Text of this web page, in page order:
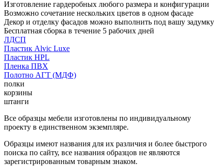
Изготовление гардеробных любого размера и конфигурации
Возможно сочетание нескольких цветов в одном фасаде
Декор и отделку фасадов можно выполнить под вашу задумку
Бесплатная сборка в течение 5 рабочих дней
ЛДСП
Пластик Alvic Luxe
Пластик HPL
Пленка ПВХ
Полотно АГТ (МДФ)
полки
корзины
штанги
Все образцы мебели изготовлены по индивидуальному
проекту в единственном экземпляре.
Образцы имеют названия для их различия и более быстрого
поиска по сайту, все названия образцов не являются
зарегистрированным товарным знаком.